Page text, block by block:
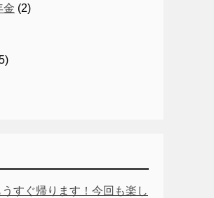
金 (2)
すぐ帰ります！今回も楽し